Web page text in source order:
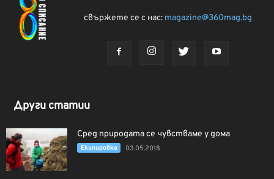
свържете се с нас: magazine@360mag.bg
Други статии
Сред природата се чувстваме у дома
Екипировка 03.05.2018